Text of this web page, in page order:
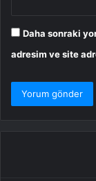
Daha sonraki
adresim ve site